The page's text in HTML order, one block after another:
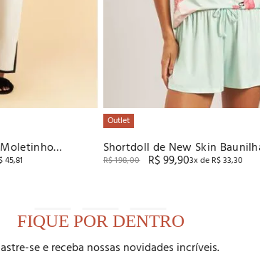
45,81
Outlet
Shortdoll de New Skin
R$198,00 R$99,903x de R$33,30
FIQUE POR DENTRO
se e receba nossas novidades incríveis.